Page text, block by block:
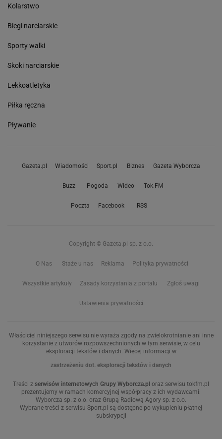
Kolarstwo
Biegi narciarskie
Sporty walki
Skoki narciarskie
Lekkoatletyka
Piłka ręczna
Pływanie
Gazeta.pl Wiadomości Sport.pl Biznes Gazeta Wyborcza
Buzz Pogoda Wideo Tok.FM
Poczta Facebook RSS
Copyright © Gazeta.pl sp. z o.o.
O Nas Staże u nas Reklama Polityka prywatności
Wszystkie artykuły Zasady korzystania z portalu Zgłoś uwagi
Ustawienia prywatności
Właściciel niniejszego serwisu nie wyraża zgody na zwielokrotnianie ani inne
korzystanie z utworów rozpowszechnionych w tym serwisie, w celu
eksploracji tekstów i danych. Więcej informacji w
zastrzeżeniu dot. eksploracji tekstów i danych
Treści z serwisów internetowych Grupy Wyborcza.pl oraz serwisu tokfm.pl
prezentujemy w ramach komercyjnej współpracy z ich wydawcami:
Wyborcza sp. z o.o. oraz Grupą Radiową Agory sp. z o.o.
Wybrane treści z serwisu Sport.pl są dostępne po wykupieniu płatnej
subskrypcji